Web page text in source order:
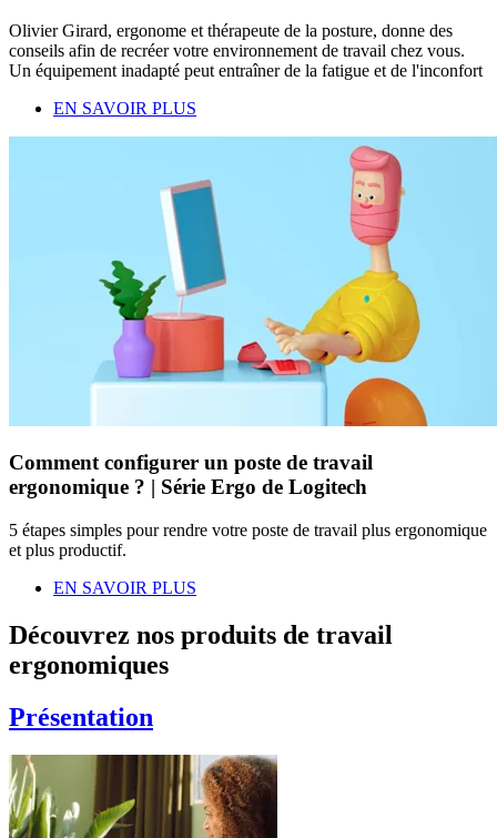
Olivier Girard, ergonome et thérapeute de la posture, donne des
conseils afin de recréer votre environnement de travail chez vous.
Un équipement inadapté peut entraîner de la fatigue et de l'inconfort
EN SAVOIR PLUS
Comment configurer un poste de travail
ergonomique ? | Série Ergo de Logitech
5 étapes simples pour rendre votre poste de travail plus ergonomique
et plus productif.
EN SAVOIR PLUS
Découvrez nos produits de travail
ergonomiques
Présentation